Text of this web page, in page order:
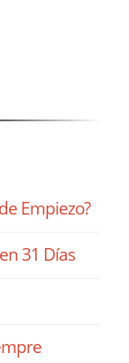
Empiezo?
31 Días